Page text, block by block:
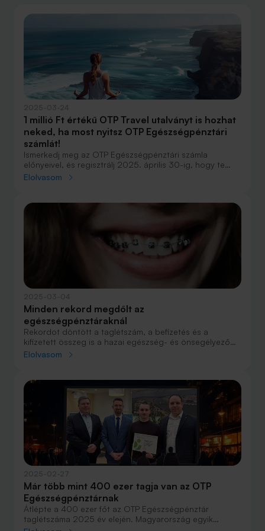
1 millió Ft értékű OTP Travel utalványt is hozhat
neked, ha most nyitsz OTP Egészségpénztári
számlát!
Ismerkedj meg az OTP Egészségpénztári számla
előnyeivel, és regisztrálj 2025. április 30-ig, hogy te
lehess a szerencsések egyike, aki hazaviszi az 1 millió Ft,
Elolvasom
Minden rekord megdőlt az
egészségpénztáraknál
Rekordot döntött a taglétszám, a befizetés és a
kifizetett összeg is a hazai egészség- és önsegélyező
pénztáraknál. Még mindig gyógyszerre és
Elolvasom
Már több mint 400 ezer tagja van az OTP
Egészségpénztárnak
Átlépte a 400 ezer főt az OTP Egészségpénztár
taglétszáma 2025 év elején. Magyarország egyik
piacvezető egészségpénztárának legfiatalabb tagja 16